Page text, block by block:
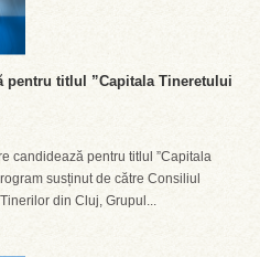
pentru titlul ”Capitala Tineretului
candidează pentru titlul ”Capitala
susținut de către Consiliul
din Cluj, Grupul...